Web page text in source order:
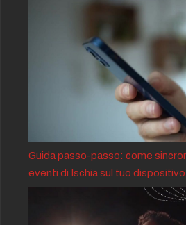
Guida passo-passo: come
eventi di Ischia sul tuo dispositivo